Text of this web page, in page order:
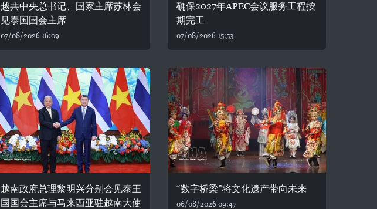
越共中央总书记、国家主席苏林会
见泰国国会主席
07/08/2026 16:09
确保2027年APEC会议服务工程按
期完工
07/08/2026 15:53
越南政府总理黎明兴分别会见泰王
国国会主席与马来西亚驻越南大使
“数字桥梁”将文化遗产带向未来
06/08/2026 09:47